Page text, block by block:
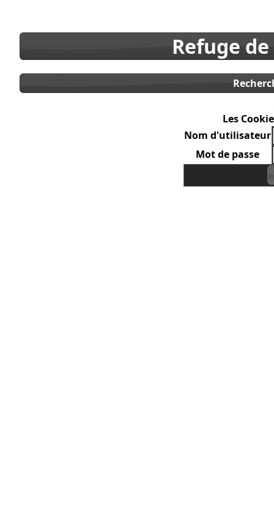
Refuge
Les
Nom d'utilisateur
Mot de passe